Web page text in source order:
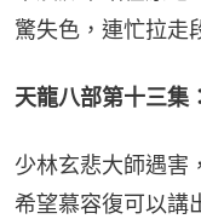
驚失色，連忙拉走
天龍八部第十三集
少林玄悲大師遇害
希望慕容復可以講